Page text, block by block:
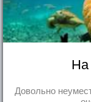
На
Довольно